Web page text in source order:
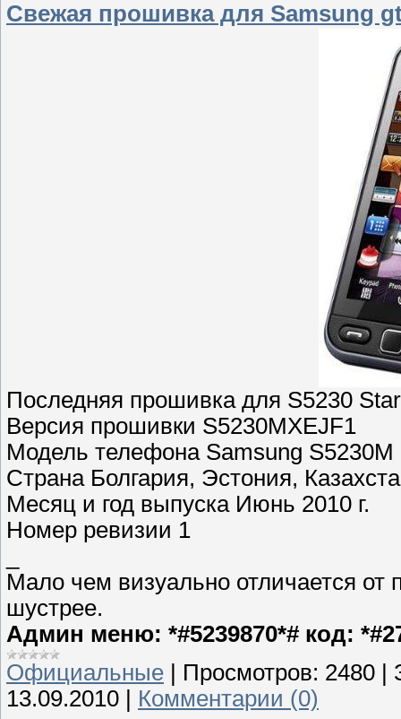
Свежая прошивка для Samsung
Последняя прошивка для S5230
Версия прошивки S5230MXEJF1
Модель телефона Samsung S5230M
Страна Болгария, Эстония,
Месяц и год выпуска Июнь 2010 г.
Номер ревизии 1
Мало чем визуально отличается
шустрее.
Админ меню: *#5239870*# код:
Официальные
Просмотров: 2480
13.09.2010
Комментарии (0)